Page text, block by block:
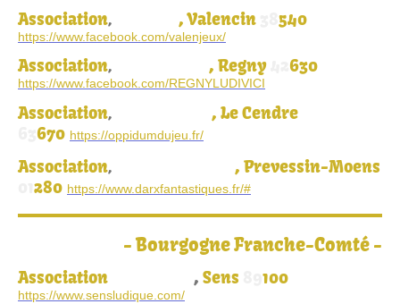
Association, , Valencin 540
https://www.facebook.com/valenjeux/
Association, , Regny 630
https://www.facebook.com/REGNYLUDIVICI
Association,
, Le Cendre
670 https://oppidumdujeu.fr/
Association,
, Prevessin-Moens
280 https://www.darxfantastiques.fr/#
- Bourgogne Franche-Comté -
Association , Sens 100
https://www.sensludique.com/